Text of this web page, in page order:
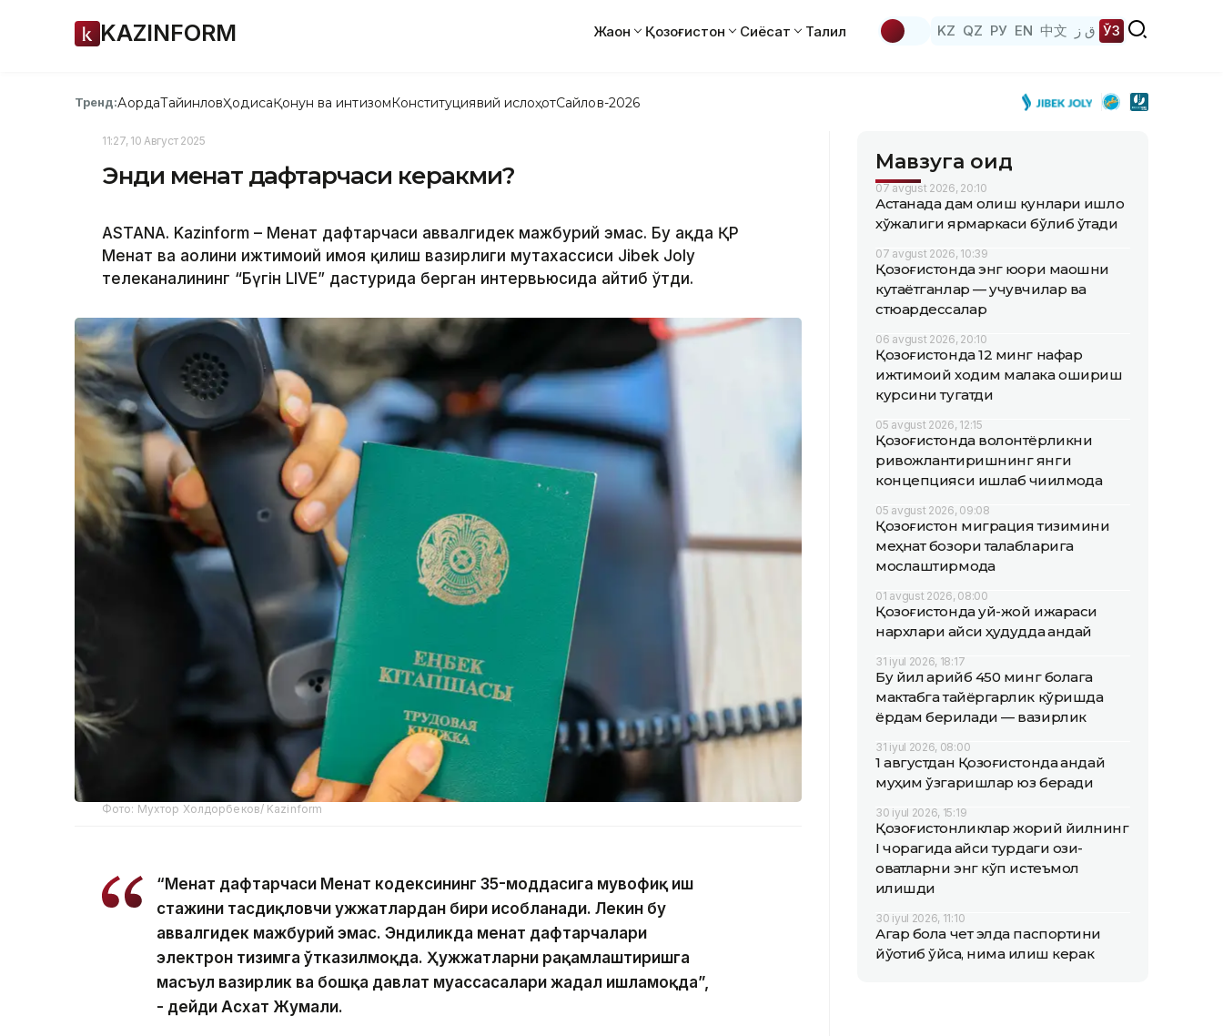
KAZINFORM Жаҳон Қозоғистон Сиёсат Таҳлил KZ QZ РУ EN 中文 ق ز ЎЗ
Тренд:АқордаТайинловҲодисаҚонун ва интизомКонституциявий ислоҳотСайлов-2026
11:27, 10 Август 2025
Энди меҳнат дафтарчаси керакми?
ASTANA. Kazinform – Меҳнат дафтарчаси аввалгидек мажбурий эмас. Бу ҳақда ҚР
Меҳнат ва аҳолини ижтимоий ҳимоя қилиш вазирлиги мутахассиси Jibek Joly
телеканалининг “Бүгін LIVE” дастурида берган интервьюсида айтиб ўтди.
Фото: Мухтор Холдорбеков/ Kazinform
“Меҳнат дафтарчаси Меҳнат кодексининг 35-моддасига мувофиқ иш
стажини тасдиқловчи ҳужжатлардан бири ҳисобланади. Лекин бу
аввалгидек мажбурий эмас. Эндиликда меҳнат дафтарчалари
электрон тизимга ўтказилмоқда. Ҳужжатларни рақамлаштиришга
масъул вазирлик ва бошқа давлат муассасалари жадал ишламоқда”,
- дейди Асхат Жумали.
Мавзуга оид
07 avgust 2026, 20:10
Астанада дам олиш кунлари қишлоқ
хўжалиги ярмаркаси бўлиб ўтади
07 avgust 2026, 10:39
Қозоғистонда энг юқори маошни
кутаётганлар — учувчилар ва
стюардессалар
06 avgust 2026, 20:10
Қозоғистонда 12 минг нафар
ижтимоий ходим малака ошириш
курсини тугатди
05 avgust 2026, 12:15
Қозоғистонда волонтёрликни
ривожлантиришнинг янги
концепцияси ишлаб чиқилмоқда
05 avgust 2026, 09:08
Қозоғистон миграция тизимини
меҳнат бозори талабларига
мослаштирмоқда
01 avgust 2026, 08:00
Қозоғистонда уй-жой ижараси
нархлари қайси ҳудудда қандай
31 iyul 2026, 18:17
Бу йил қарийб 450 минг болага
мактабга тайёргарлик кўришда
ёрдам берилади — вазирлик
31 iyul 2026, 08:00
1 августдан Қозоғистонда қандай
муҳим ўзгаришлар юз беради
30 iyul 2026, 15:19
Қозоғистонликлар жорий йилнинг
I чорагида қайси турдаги озиқ-
овқатларни энг кўп истеъмол
қилишди
30 iyul 2026, 11:10
Агар бола чет элда паспортини
йўқотиб қўйса, нима қилиш керак